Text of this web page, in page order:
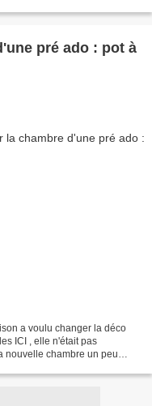
pré ado : pot à
a voulu changer la déco
ICI , elle n'était pas
nouvelle chambre un peu